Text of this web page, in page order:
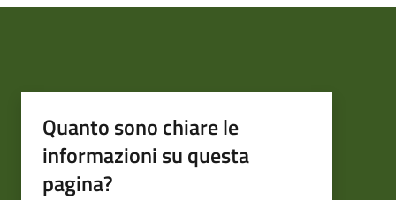
Quanto sono chiare le
informazioni su questa
pagina?